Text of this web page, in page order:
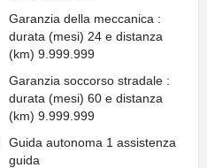
Garanzia della meccanica :
durata (mesi) 24 e distanza
(km) 9.999.999
Garanzia soccorso stradale :
durata (mesi) 60 e distanza
(km) 9.999.999
Guida autonoma 1 assistenza
guida